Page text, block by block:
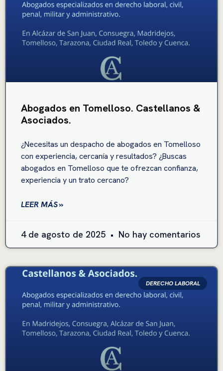
Abogados en Tomelloso. Castellanos &
Asociados.
¿Necesitas un despacho de abogados en Tomelloso
con experiencia, cercanía y resultados? ¿Buscas
abogados en Tomelloso que te ofrezcan confianza,
experiencia y un trato cercano?
LEER MÁS »
4 de agosto de 2025 No hay comentarios
DERECHO LABORAL